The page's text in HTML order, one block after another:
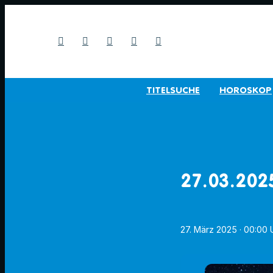
TITELSUCHE HOROSKOP
27. März 2025 · 00:00